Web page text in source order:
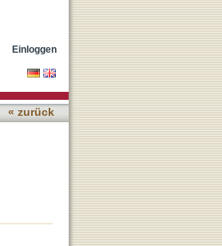
Einloggen
« zurück